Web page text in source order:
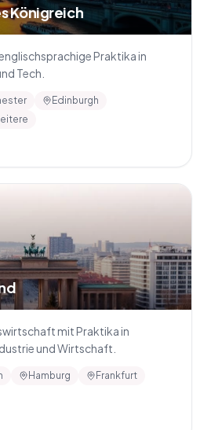
Königreich
Praktika in
Tech.
Edinburgh
mit Praktika in
und Wirtschaft.
Hamburg
Frankfurt